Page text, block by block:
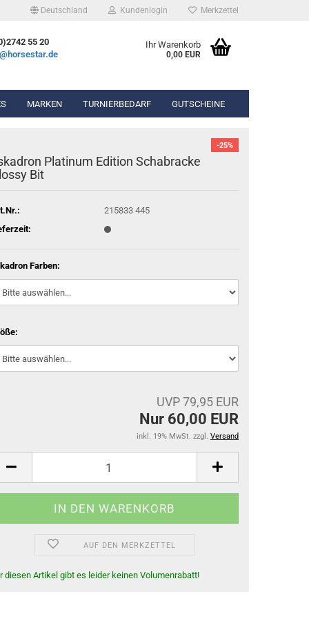
Deutschland Kundenlogin Merkzettel
55 20
Ihr Warenkorb
0,00 EUR
Chaps
Olivenkopfgebiss
Springglocken
Bandagen & Unterlagen
Lammfell-Pads
Winderen Pads
MARKEN TURNIERBEDARF GUTSCHEINE
-25%
Platinum Edition Schabracke
Bit
215833 445
Farben:
UVP 79,95 EUR
Nur 60,00 EUR
inkl. 19% MwSt. zzgl. Versand
AUF DEN MERKZETTEL
diesen Artikel gibt es leider keinen Volumenrabatt!